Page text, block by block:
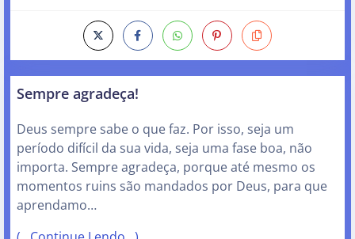
Sempre agradeça!
Deus sempre sabe o que faz. Por isso, seja um
período difícil da sua vida, seja uma fase boa, não
importa. Sempre agradeça, porque até mesmo os
momentos ruins são mandados por Deus, para que
aprendamo…